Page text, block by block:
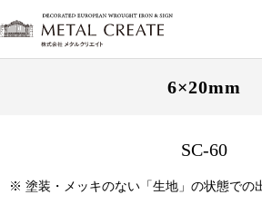
6×20mm
SC-60
※ 塗装・メッキのない「生地」の状態での